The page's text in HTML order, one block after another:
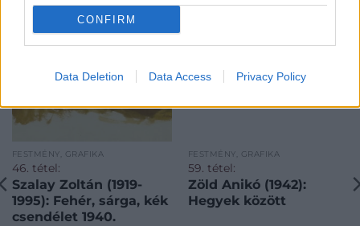
CONFIRM
Data Deletion Data Access Privacy Policy
FESTMÉNY, GRAFIKA
46. tétel:
Szalay Zoltán (1919-
1995): Fehér, sárga, kék
csendélet 1940.
FESTMÉNY, GRAFIKA
59. tétel:
Zöld Anikó (1942):
Hegyek között